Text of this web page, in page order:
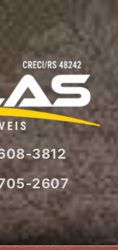
3812
2607